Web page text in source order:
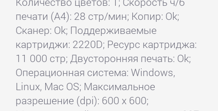
печати (А4): 28 стр/мин; Копир: Ok;
Сканер: Ok; Поддерживаемые
картриджи: 2220D; Ресурс картриджа:
11 000 стр; Двусторонняя печать: Ok;
Операционная система: Windows,
Linux, Mac OS; Максимальное
разрешение (dpi): 600 x 600;